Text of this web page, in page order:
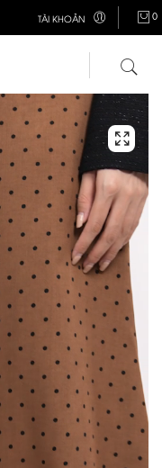
TÀI KHOẢN 0